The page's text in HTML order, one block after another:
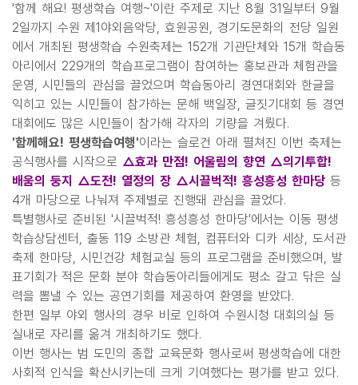
'함께 해요! 평생학습 여행~'이란 주제로 지난 8월 31일부터 9월
2일까지 수원 제1야외음악당, 효원공원, 경기도문화의 전당 일원
에서 개최된 평생학습 수원축제는 152개 기관단체와 15개 학습동
아리에서 229개의 학습프로그램이 참여하는 홍보관과 체험관을
운영, 시민들의 관심을 끌었으며 학습동아리 경연대회와 한글을
익히고 있는 시민들이 참가하는 문해 백일장, 글짓기대회 등 경연
대회에도 많은 시민들이 참가해 각자의 기량을 겨뤘다.
'함께해요! 평생학습여행'이라는 슬로건 아래 펼쳐진 이번 축제는
공식행사를 시작으로 △효과 만점! 어울림의 향연 △의기투합!
배움의 둥지 △도전! 열정의 장 △시끌벅적! 흥성흥성 한마당 등
4개 마당으로 나눠져 주제별로 진행돼 관심을 끌었다.
특별행사로 준비된 '시끌벅적! 흥성흥성 한마당'에서는 이동 평생
학습상담센터, 출동 119 소방관 체험, 컴퓨터와 디카 세상, 도서관
축제 한마당, 시민건강 체험교실 등의 프로그램을 준비했으며, 발
표기회가 적은 문화 분야 학습동아리들에게도 평소 갈고 닦은 실
력을 뽐낼 수 있는 공연기회를 제공하여 환영을 받았다.
한편 일부 야외 행사의 경우 비로 인하여 수원시청 대회의실 등
실내로 자리를 옮겨 개최하기도 했다.
이번 행사는 범 도민의 종합 교육문화 행사로써 평생학습에 대한
사회적 인식을 확산시키는데 크게 기여했다는 평가를 받고 있다.